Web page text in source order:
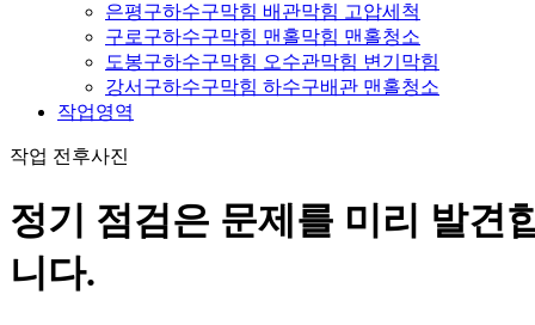
은평구하수구막힘 배관막힘 고압세척
구로구하수구막힘 맨홀막힘 맨홀청소
도봉구하수구막힘 오수관막힘 변기막힘
강서구하수구막힘 하수구배관 맨홀청소
작업영역
작업 전후사진
정기 점검은 문제를 미리 발견
니다.